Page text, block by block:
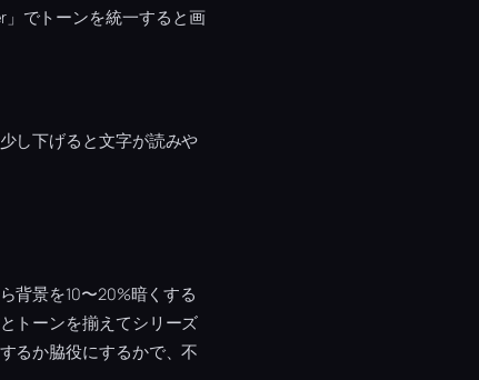
」でトーンを統一すると画
し下げると文字が読みや
背景を10〜20%暗くする
トーンを揃えてシリーズ
るか脇役にするかで、不